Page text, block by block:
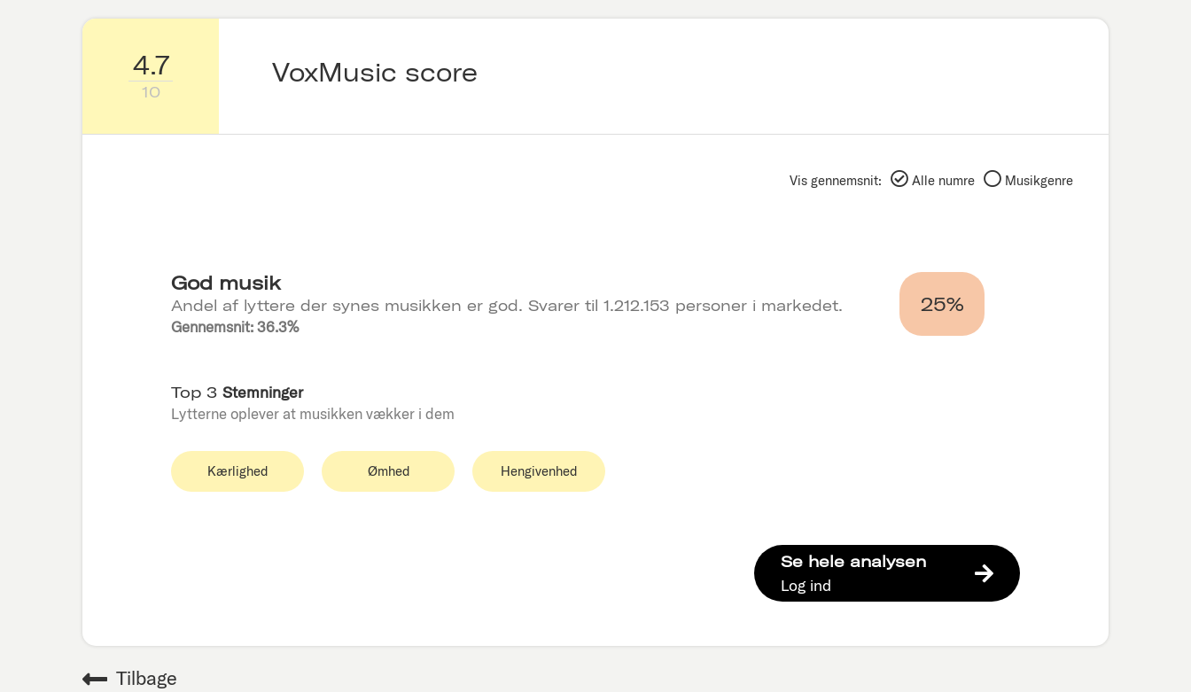
4.7
10
VoxMusic score
Vis gennemsnit: Alle numre Musikgenre
God musik
Andel af lyttere der synes musikken er god. Svarer til 1.212.153 personer i markedet.
Gennemsnit: 36.3%
25%
Top 3 Stemninger
Lytterne oplever at musikken vækker i dem
Kærlighed Ømhed Hengivenhed
Se hele analysen
Log ind
Tilbage